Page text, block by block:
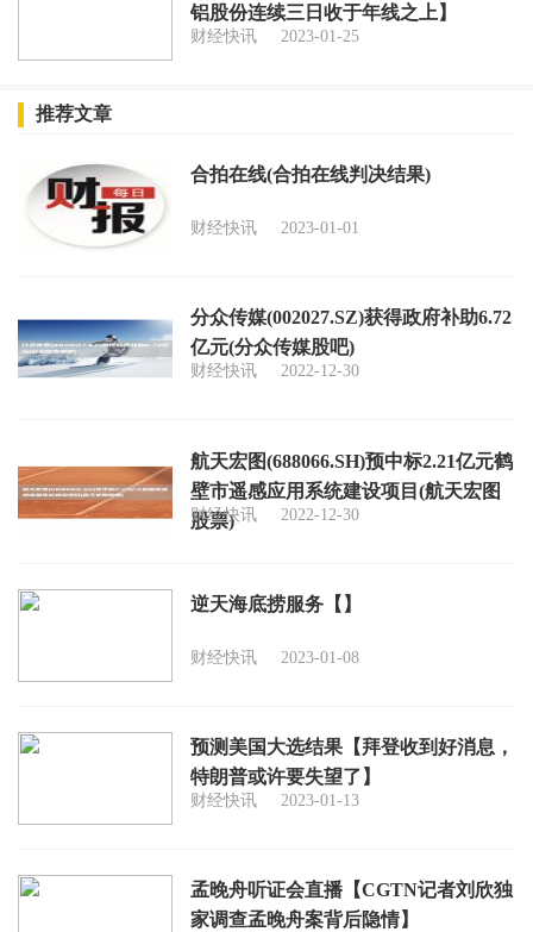
铝股份连续三日收于年线之上】
财经快讯 2023-01-25
推荐文章
合拍在线(合拍在线判决结果)
财经快讯 2023-01-01
分众传媒(002027.SZ)获得政府补助6.72
亿元(分众传媒股吧)
财经快讯 2022-12-30
航天宏图(688066.SH)预中标2.21亿元鹤
壁市遥感应用系统建设项目(航天宏图
股票)
财经快讯 2022-12-30
逆天海底捞服务【】
财经快讯 2023-01-08
预测美国大选结果【拜登收到好消息，
特朗普或许要失望了】
财经快讯 2023-01-13
孟晚舟听证会直播【CGTN记者刘欣独
家调查孟晚舟案背后隐情】